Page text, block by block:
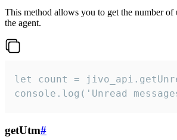
This method allows you to get the number of
the agent.
let count =
console.log('Unread
getUtm#